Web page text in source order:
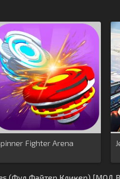
Fighter Arena